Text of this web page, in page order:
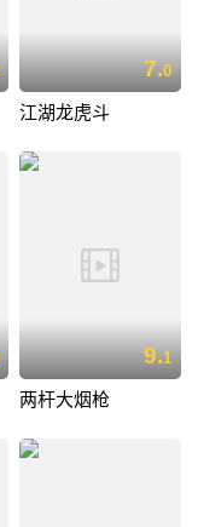
7.0
江湖龙虎斗
9.1
两杆大烟枪